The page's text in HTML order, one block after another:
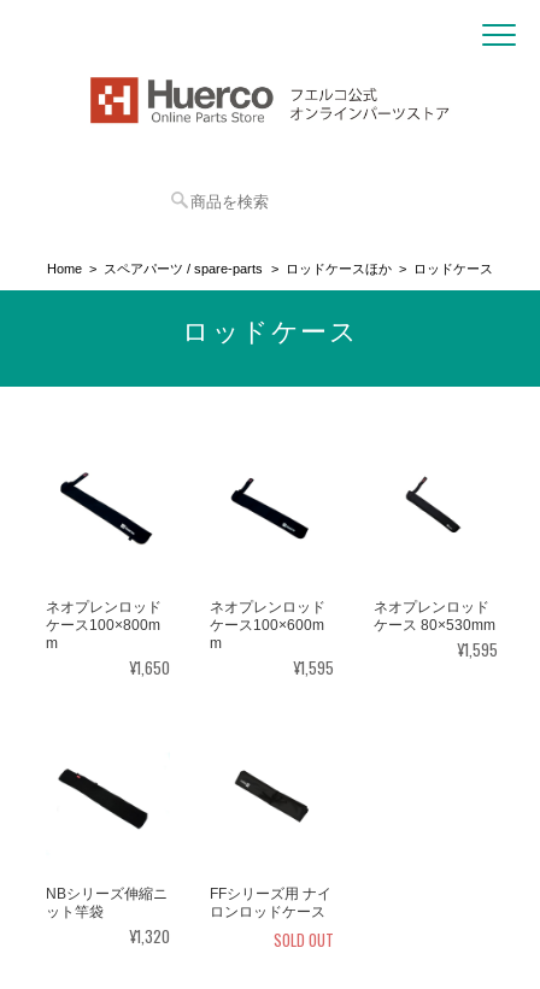
Home スペアパーツ / spare-parts ロッドケースほか ロッドケース
ロッドケース
ネオプレンロッド
ケース100×800m
m
¥1,650
ネオプレンロッド
ケース100×600m
m
¥1,595
ネオプレンロッド
ケース 80×530mm
¥1,595
NBシリーズ伸縮ニ
ット竿袋
¥1,320
FFシリーズ用 ナイ
ロンロッドケース
SOLD OUT